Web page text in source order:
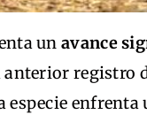
un avance
anterior registro
especie enfrenta